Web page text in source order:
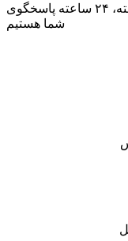
تلفن پشتیبانی | 09120511400 | ۷ روز هفته، ۲۴ ساعته پاسخگوی
شما هستیم